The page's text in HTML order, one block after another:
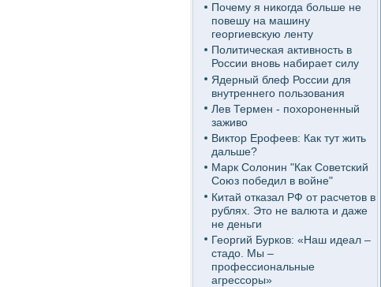
Почему я никогда больше не
повешу на машину
георгиевскую ленту
Политическая активность в
России вновь набирает силу
Ядерный блеф России для
внутреннего пользования
Лев Термен - похороненный
заживо
Виктор Ерофеев: Как тут жить
дальше?
Марк Солонин "Как Советский
Союз победил в войне"
Китай отказал РФ от расчетов в
рублях. Это не валюта и даже
не деньги
Георгий Бурков: «Наш идеал –
стадо. Мы –
профессиональные
агрессоры»